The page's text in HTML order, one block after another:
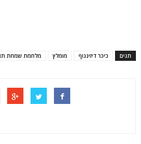
תגים כיכר דיזינגוף מומלץ מלחמת שמחת